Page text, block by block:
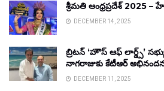
శ్రీమతి ఆంధ్రప్రదేశ్ 2025
DECEMBER 14, 2025
బ్రిటన్ ‘హౌస్ ఆఫ్ లార్డ్స్’
నాగరాజుకు కేటీఆర్
DECEMBER 11, 2025